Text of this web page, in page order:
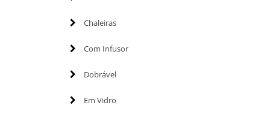
Chaleiras
Com Infusor
Dobrável
Em Vidro